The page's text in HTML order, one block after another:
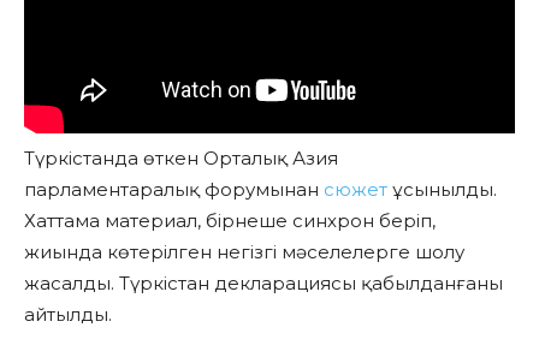
Түркістанда өткен Орталық Азия
парламентаралық форумынан сюжет ұсынылды.
Хаттама материал, бірнеше синхрон беріп,
жиында көтерілген негізгі мәселелерге шолу
жасалды. Түркістан декларациясы қабылданғаны
айтылды.